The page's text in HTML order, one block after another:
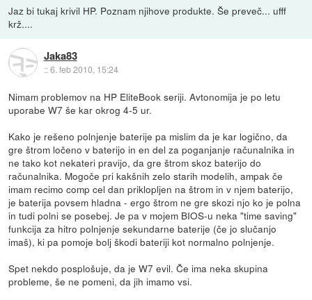
Jaz bi tukaj krivil HP. Poznam njihove produkte. Še preveč... ufff
krž....
Jaka83
::6. feb 2010, 15:24
Nimam problemov na HP EliteBook seriji. Avtonomija je po letu
uporabe W7 še kar okrog 4-5 ur.
Kako je rešeno polnjenje baterije pa mislim da je kar logično, da
gre štrom ločeno v baterijo in en del za poganjanje računalnika in
ne tako kot nekateri pravijo, da gre štrom skoz baterijo do
računalnika. Mogoče pri kakšnih zelo starih modelih, ampak če
imam recimo comp cel dan priklopljen na štrom in v njem baterijo,
je baterija povsem hladna - ergo štrom ne gre skozi njo ko je polna
in tudi polni se posebej. Je pa v mojem BIOS-u neka "time saving"
funkcija za hitro polnjenje sekundarne baterije (če jo slučanjo
imaš), ki pa pomoje bolj škodi bateriji kot normalno polnjenje.
Spet nekdo posplošuje, da je W7 evil. Če ima neka skupina
probleme, še ne pomeni, da jih imamo vsi.